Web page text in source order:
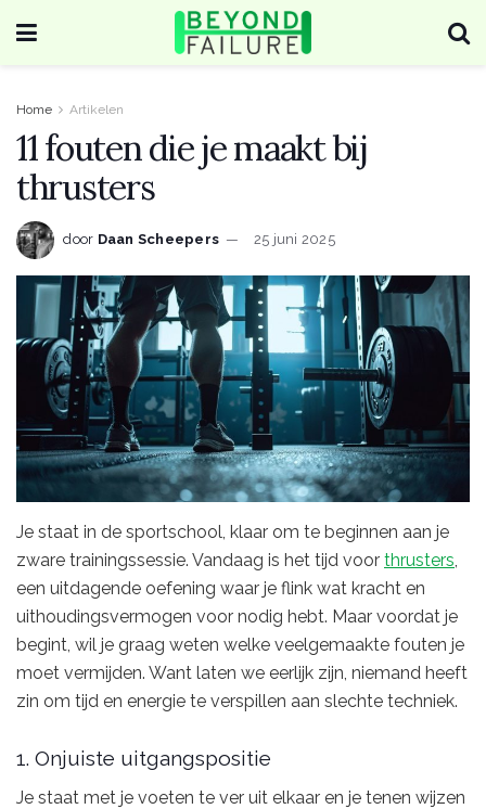
Home Artikelen
11 fouten die je maakt bij
thrusters
door Daan Scheepers 25 juni 2025
Je staat in de sportschool, klaar om te beginnen aan je
zware trainingssessie. Vandaag is het tijd voor thrusters
een uitdagende oefening waar je flink wat kracht en
uithoudingsvermogen voor nodig hebt. Maar voordat je
begint, wil je graag weten welke veelgemaakte fouten je
moet vermijden. Want laten we eerlijk zijn, niemand heeft
zin om tijd en energie te verspillen aan slechte techniek.
1. Onjuiste uitgangspositie
Je staat met je voeten te ver uit elkaar en je tenen wijzen